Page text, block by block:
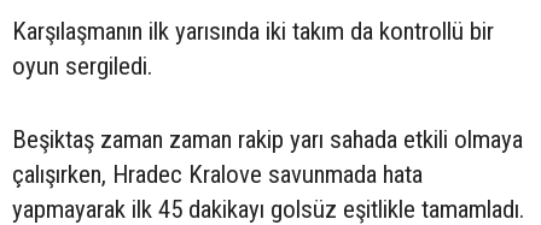
Karşılaşmanın ilk yarısında iki takım da kontrollü bir
oyun sergiledi.
Beşiktaş zaman zaman rakip yarı sahada etkili olmaya
çalışırken, Hradec Kralove savunmada hata
yapmayarak ilk 45 dakikayı golsüz eşitlikle tamamladı.